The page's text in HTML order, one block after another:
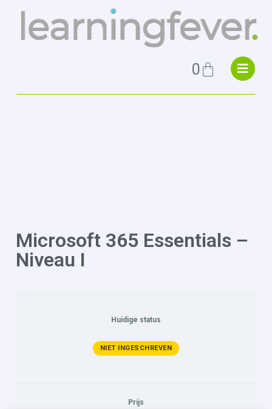
0
Microsoft 365 Essentials –
Niveau I
Huidige status
NIET INGESCHREVEN
Prijs